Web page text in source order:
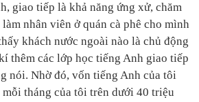
giao tiếp là khả năng ứng xử, chăm
nhân viên ở quán cà phê cho mình
khách nước ngoài nào là chủ động
thêm các lớp học tiếng Anh giao tiếp
nói. Nhờ đó, vốn tiếng Anh của tôi
tháng của tôi trên dưới 40 triệu